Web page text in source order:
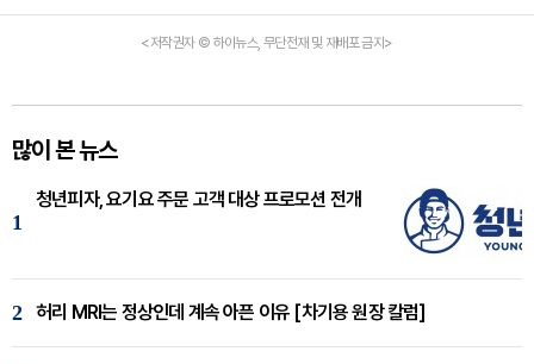
<저작권자 © 하이뉴스, 무단전재 및 재배포 금지>
많이 본 뉴스
1
청년피자, 요기요 주문 고객 대상 프로모션 전개
2 허리 MRI는 정상인데 계속 아픈 이유 [차기용 원장 칼럼]